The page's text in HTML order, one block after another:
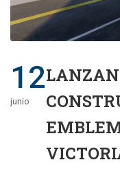
12
junio